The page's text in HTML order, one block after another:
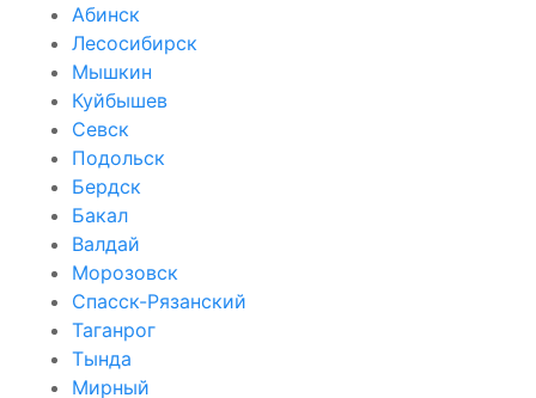
Абинск
Лесосибирск
Мышкин
Куйбышев
Севск
Подольск
Бердск
Бакал
Валдай
Морозовск
Спасск-Рязанский
Таганрог
Тында
Мирный